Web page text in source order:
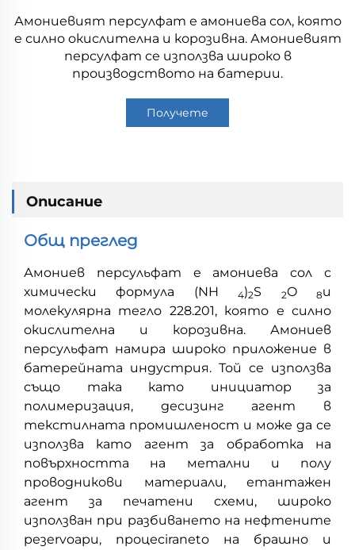
Амониевият персулфат е амониева сол, която
е силно окислителна и корозивна. Амониевият
персулфат се използва широко в
производството на батерии.
Получете
Описание
Общ преглед
Амониев персульфат е амониева сол с
химически формула (NH
4)2S 2O8и
молекулярна тегло 228.201, която е силно
окислителна и корозивна. Амониев
персульфат намира широко приложение в
батерейната индустрия. Той се използва
също така като инициатор за
полимеризация, десизинг агент в
текстилната промишленост и може да се
използва като агент за обработка на
повърхността на метални и полу
проводникови материали, етантажен
агент за печатени схеми, широко
използван при разбиването на нефтените
резervoари, процесiraneto на брашно и